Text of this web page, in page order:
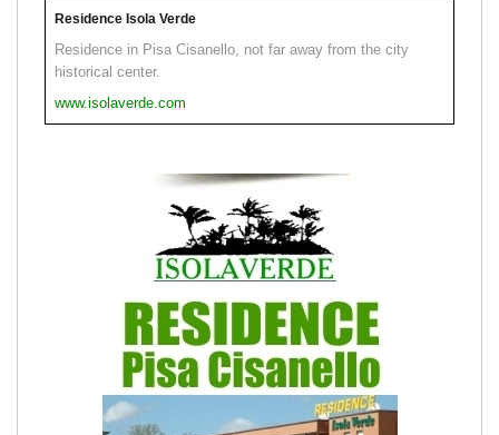
Residence Isola Verde
Residence in Pisa Cisanello, not far away from the city
historical center.
www.isolaverde.com